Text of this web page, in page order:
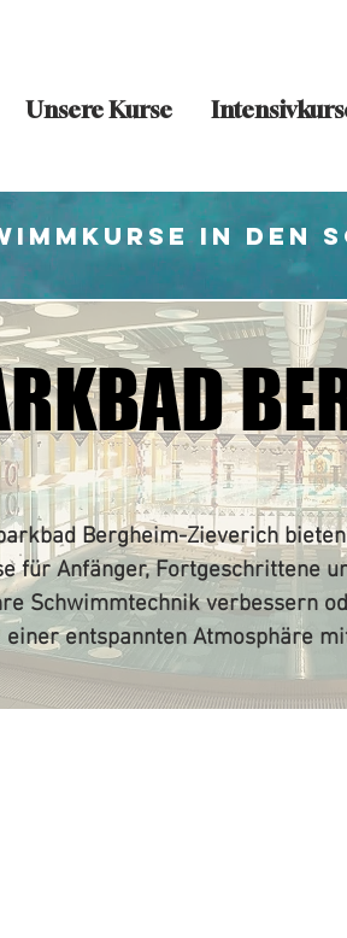
Unsere Kurse
in den
Bergheim-Zieverich
für Anfänger, Fortgeschrittene
Schwimmtechnik verbessern
einer entspannten Atmosphäre